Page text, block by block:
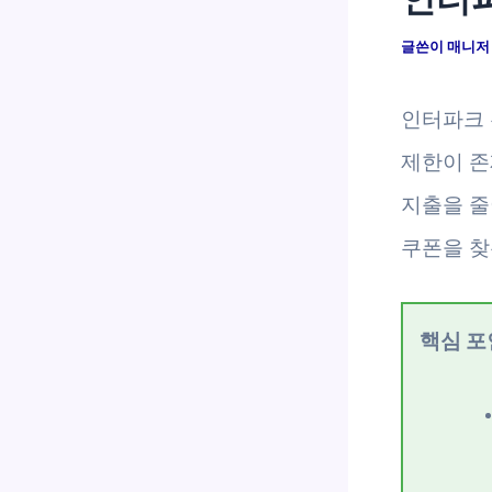
글쓴이 매니저
인터파크
제한이
지출을
쿠폰을
핵심